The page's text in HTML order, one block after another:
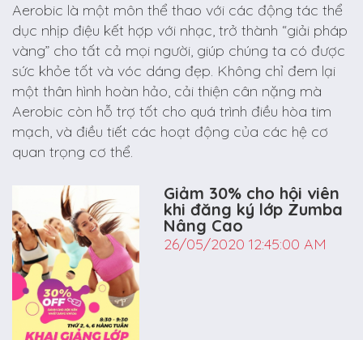
Aerobic là một môn thể thao với các động tác thể
dục nhịp điệu kết hợp với nhạc, trở thành “giải pháp
vàng” cho tất cả mọi người, giúp chúng ta có được
sức khỏe tốt và vóc dáng đẹp. Không chỉ đem lại
một thân hình hoàn hảo, cải thiện cân nặng mà
Aerobic còn hỗ trợ tốt cho quá trình điều hòa tim
mạch, và điều tiết các hoạt động của các hệ cơ
quan trọng cơ thể.
Giảm 30% cho hội viên
khi đăng ký lớp Zumba
Nâng Cao
26/05/2020 12:45:00 AM